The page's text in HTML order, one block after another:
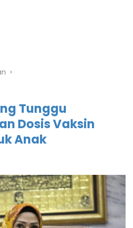
Tunggu
Dosis Vaksin
Anak